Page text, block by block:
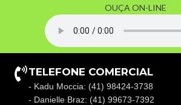
OUÇA ON-LINE
TELEFONE COMERCIAL
- Kadu Moccia: (41) 98424-3738
- Danielle Braz: (41) 99673-7392